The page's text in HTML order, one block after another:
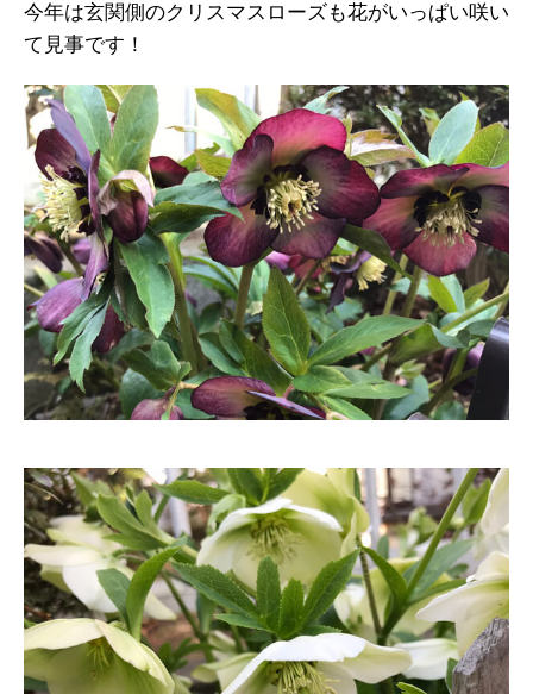
今年は玄関側のクリスマスローズも花がいっぱい咲い
て見事です！